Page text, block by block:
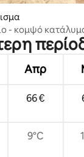
- κομψό
της Οστράβα
Απρ
66 €
9°C